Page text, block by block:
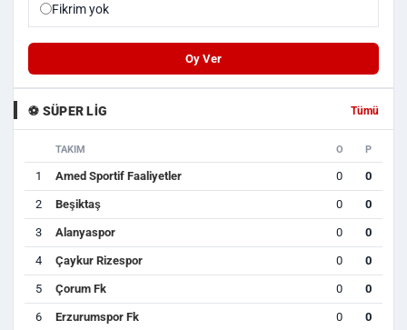
Fikrim yok
Oy Ver
⚽ SÜPER LIG Tümü
TAKIM O P
1 Amed Sportif Faaliyetler 0 0
2 Beşiktaş 0 0
3 Alanyaspor 0 0
4 Çaykur Rizespor 0 0
5 Çorum Fk 0 0
6 Erzurumspor Fk 0 0